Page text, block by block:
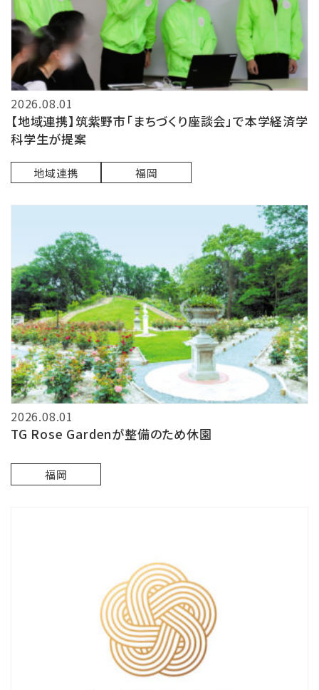
2026.08.01
【地域連携】筑紫野市「まちづくり座談会」で本学経済学
科学生が提案
地域連携 福岡
2026.08.01
TG Rose Gardenが整備のため休園
福岡